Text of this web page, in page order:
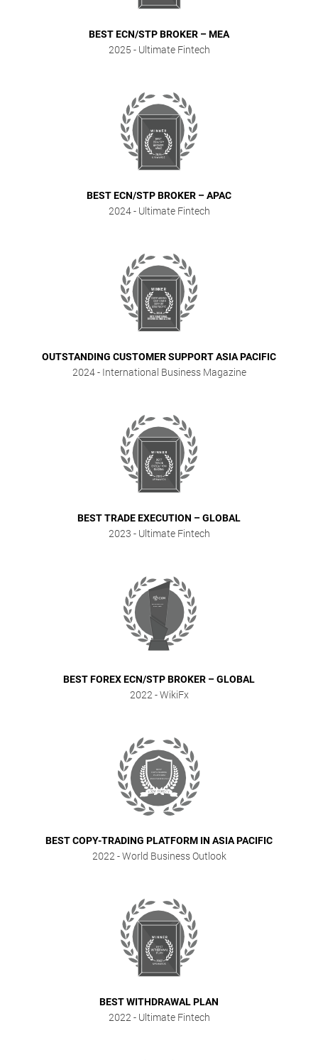
BEST ECN/STP BROKER – MEA
2025 - Ultimate Fintech
BEST ECN/STP BROKER – APAC
2024- Ultimate Fintech
OUTSTANDING CUSTOMER SUPPORT ASIA PACIFIC
2024- International Business Magazine
BEST TRADE EXECUTION – GLOBAL
2023 - Ultimate Fintech
BEST FOREX ECN/STP BROKER – GLOBAL
2022 - WikiFx
BEST COPY-TRADING PLATFORM IN ASIA PACIFIC
2022 - World Business Outlook
BEST WITHDRAWAL PLAN
2022 - Ultimate Fintech